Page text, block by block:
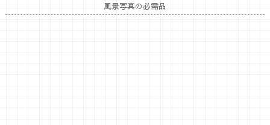
風景写真の必需品